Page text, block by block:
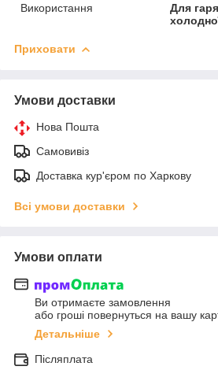
Використання
Для
Приховати
Умови доставки
Нова Пошта
Самовивіз
Доставка кур'єром по Харкову
Всі умови доставки
Умови оплати
Ви отримаєте замовлення
або гроші повернуться на вашу
Детальніше
Післяплата